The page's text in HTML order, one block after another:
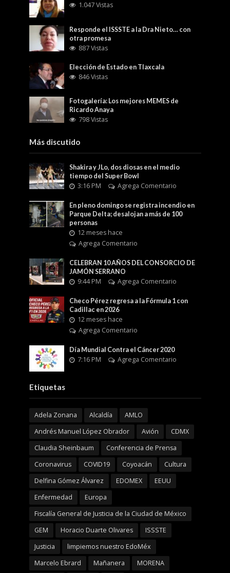
1.047 Vistas
Responde el ISSSTE a la Dra Nieto… con
otra promesa
887 Vistas
Elección de Estado en Tlaxcala
846 Vistas
Fotogalería: Los mejores MEMES de
Ricardo Anaya
798 Vistas
Más discutido
Shakira y JLo, dos diosas en el medio
tiempo del Super Bowl
3:16 PM Agrega Comentario
En pleno domingo se registra incendio en
Parque Delta; desalojan a más de 100
personas
12 meses hace
Agrega Comentario
CELEBRAN 10 AÑOS DEL CONSORCIO DE
JAMÓN SERRANO
9:44 PM Agrega Comentario
Checo Pérez regresa a la Fórmula 1 con
Cadillac en 2026
12 meses hace
Agrega Comentario
Día Mundial Contra el Cáncer 2020
7:16 PM Agrega Comentario
Etiquetas
Adela Zonana Alcaldía
AMLO
Andrés Manuel López Obrador
Avión
CDMX
Claudia Sheinbaum
Conferencia de Prensa
Coronavirus
COVID19 Coyoacán
Cultura
Delfina Gómez Álvarez
EDOMEX
EEUU
Enfermedad
Europa
Fiscalía General de Justicia de la Ciudad de México
GEM
Horacio Duarte Olivares
ISSSTE
Justicia
limpiemos nuestro EdoMéx
Marcelo Ebrard
Mañanera MORENA